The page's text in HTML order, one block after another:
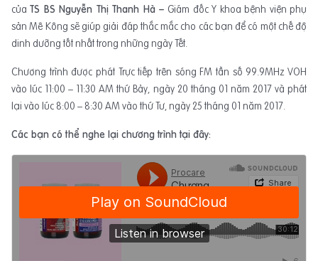
củaTS BS Nguyễn Thị Thanh Hà – Giám đốc Y khoa bệnh viện phụ
sản Mê Kông sẽ giúp giải đáp thắc mắc cho các bạn để có một chế độ
dinh dưỡng tốt nhất trong những ngày Tết.
Chương trình được phát Trực tiếp trên sóng FM tần số 99.9MHz VOH
vào lúc 11:00 – 11:30 AM thứ Bảy, ngày 20 tháng 01 năm 2017 và phát
lại vào lúc 8:00 – 8:30 AM vào thứ Tư, ngày 25 tháng 01 năm 2017.
Các bạn có thể nghe lại chương trình tại đây: